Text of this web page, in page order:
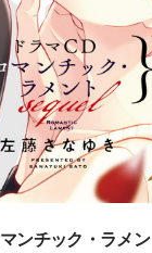
ンチック・ラメ